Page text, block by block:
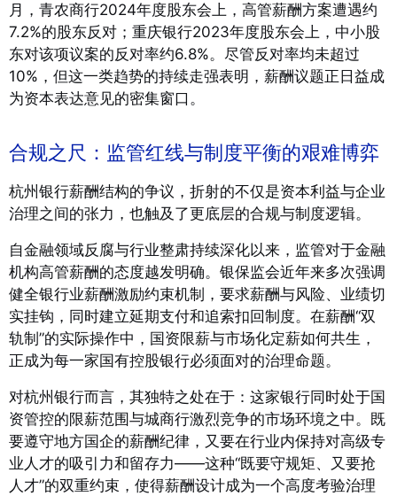
月，青农商行2024年度股东会上，高管薪酬方案遭遇约
7.2%的股东反对；重庆银行2023年度股东会上，中小股
东对该项议案的反对率约6.8%。尽管反对率均未超过
10%，但这一类趋势的持续走强表明，薪酬议题正日益成
为资本表达意见的密集窗口。
合规之尺：监管红线与制度平衡的艰难博弈
杭州银行薪酬结构的争议，折射的不仅是资本利益与企业
治理之间的张力，也触及了更底层的合规与制度逻辑。
自金融领域反腐与行业整肃持续深化以来，监管对于金融
机构高管薪酬的态度越发明确。银保监会近年来多次强调
健全银行业薪酬激励约束机制，要求薪酬与风险、业绩切
实挂钩，同时建立延期支付和追索扣回制度。在薪酬“双
轨制”的实际操作中，国资限薪与市场化定薪如何共生，
正成为每一家国有控股银行必须面对的治理命题。
对杭州银行而言，其独特之处在于：这家银行同时处于国
资管控的限薪范围与城商行激烈竞争的市场环境之中。既
要遵守地方国企的薪酬纪律，又要在行业内保持对高级专
业人才的吸引力和留存力——这种“既要守规矩、又要抢
人才”的双重约束，使得薪酬设计成为一个高度考验治理